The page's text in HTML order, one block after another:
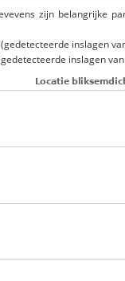
zijn belangrijke
inslagen
inslagen